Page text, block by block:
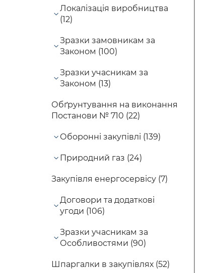
Локалізація виробництва
(12)
Зразки замовникам за
Законом (100)
Зразки учасникам за
Законом (13)
Обґрунтування на виконання
Постанови № 710 (22)
Оборонні закупівлі (139)
Природний газ (24)
Закупівля енергосервісу (7)
Договори та додаткові
угоди (106)
Зразки учасникам за
Особливостями (90)
Шпаргалки в закупівлях (52)